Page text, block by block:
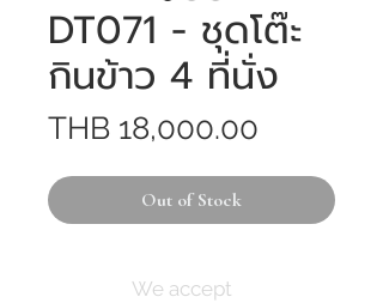
DT071 - ชุดโต๊ะ
กินข้าว 4 ที่นั่ง
THB 18,000.00
Out of Stock
We accept